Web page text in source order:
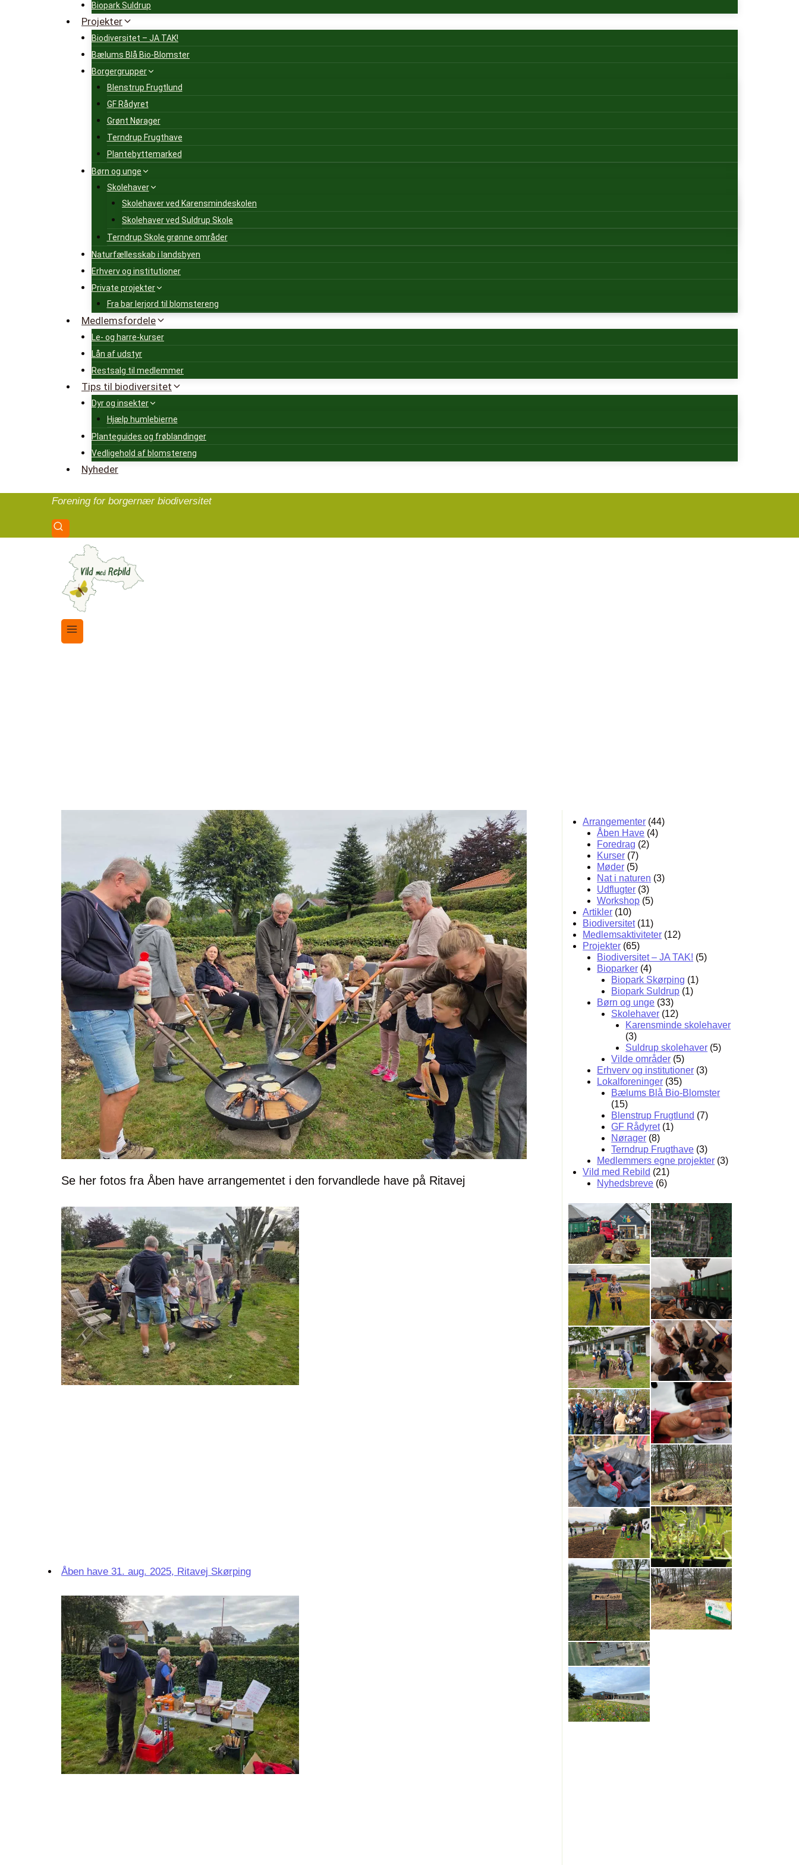
Biopark Suldrup
Projekter
Biodiversitet – JA TAK!
Bælums Blå Bio-Blomster
Borgergrupper
Blenstrup Frugtlund
GF Rådyret
Grønt Nørager
Terndrup Frugthave
Plantebyttemarked
Børn og unge
Skolehaver
Skolehaver ved Karensmindeskolen
Skolehaver ved Suldrup Skole
Terndrup Skole grønne områder
Naturfællesskab i landsbyen
Erhverv og institutioner
Private projekter
Fra bar lerjord til blomstereng
Medlemsfordele
Le- og harre-kurser
Lån af udstyr
Restsalg til medlemmer
Tips til biodiversitet
Dyr og insekter
Hjælp humlebierne
Planteguides og frøblandinger
Vedligehold af blomstereng
Nyheder
Forening for borgernær biodiversitet
Se her fotos fra Åben have arrangementet i den forvandlede have på Ritavej
Åben have 31. aug. 2025, Ritavej Skørping
Arrangementer (44)
Åben Have (4)
Foredrag (2)
Kurser (7)
Møder (5)
Nat i naturen (3)
Udflugter (3)
Workshop (5)
Artikler (10)
Biodiversitet(11)
Medlemsaktiviteter (12)
Projekter (65)
Biodiversitet – JA TAK! (5)
Bioparker (4)
Biopark Skørping (1)
Biopark Suldrup (1)
Børn og unge (33)
Skolehaver (12)
Karensminde skolehaver
(3)
Suldrup skolehaver (5)
Vilde områder (5)
Erhverv og institutioner (3)
Lokalforeninger (35)
Bælums Blå Bio-Blomster
(15)
Blenstrup Frugtlund (7)
GF Rådyret(1)
Nørager (8)
Terndrup Frugthave (3)
Medlemmers egne projekter (3)
Vild med Rebild (21)
Nyhedsbreve (6)